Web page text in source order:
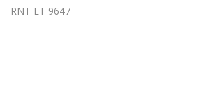
RNT ET 9647